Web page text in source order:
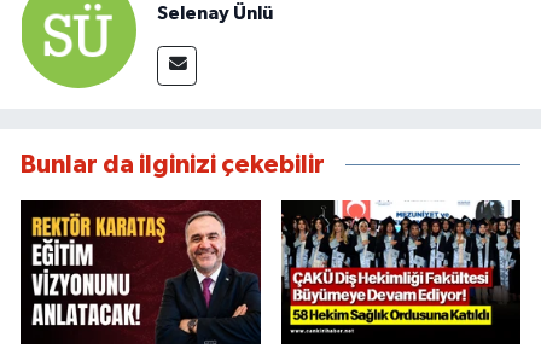
Selenay Ünlü
Bunlar da ilginizi çekebilir